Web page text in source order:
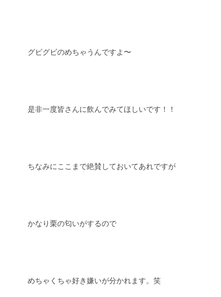
グビグビのめちゃうんですよ〜
是非一度皆さんに飲んでみてほしいです！！
ちなみにここまで絶賛しておいてあれですが
かなり栗の匂いがするので
めちゃくちゃ好き嫌いが分かれます。笑